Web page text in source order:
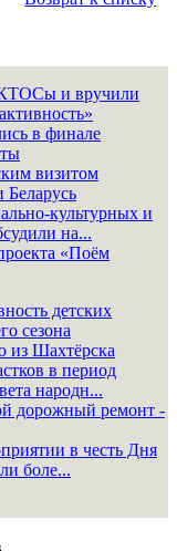
и вручили
в финале
визитом
Беларусь
культурных и
на...
«Поём
детских
сезона
из Шахтёрска
в период
народн...
дорожный ремонт -
в честь Дня
боле...